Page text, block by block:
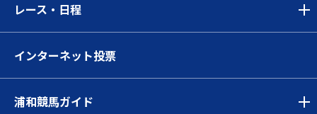
レース・日程
インターネット投票
浦和競馬ガイド